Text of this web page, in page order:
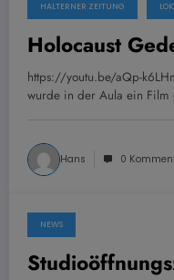
30. Januar 2022
HALTERNER ZEITUNG
Holocaust
https://youtu.be/aQp-
wurde in der Aula ein
Hans 0
26. Januar 2022
NEWS